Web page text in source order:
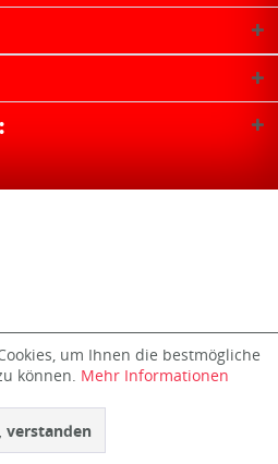
um Ihnen die bestmögliche
können. Mehr Informationen
verstanden